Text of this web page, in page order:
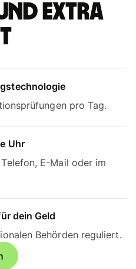
extra
pro Tag.
Uhr
E-Mail oder im
dein Geld
Behörden reguliert.